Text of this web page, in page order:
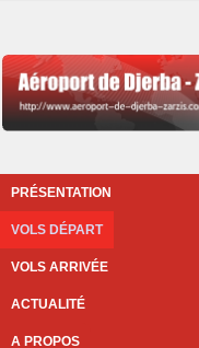
PRÉSENTATION
VOLS DÉPART
VOLS ARRIVÉE
ACTUALITÉ
A PROPOS